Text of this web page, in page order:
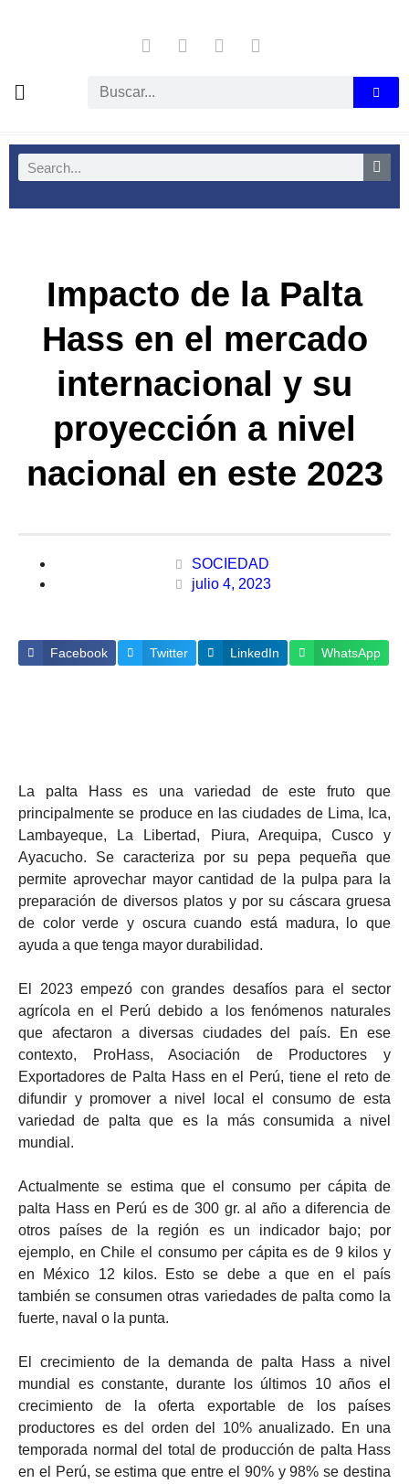
Impacto de la Palta
Hass en el mercado
internacional y su
proyección a nivel
nacional en este 2023
SOCIEDAD
julio 4, 2023
Facebook Twitter LinkedIn WhatsApp
La palta Hass es una variedad de este fruto que
principalmente se produce en las ciudades de Lima, Ica,
Lambayeque, La Libertad, Piura, Arequipa, Cusco y
Ayacucho. Se caracteriza por su pepa pequeña que
permite aprovechar mayor cantidad de la pulpa para la
preparación de diversos platos y por su cáscara gruesa
de color verde y oscura cuando está madura, lo que
ayuda a que tenga mayor durabilidad.
El 2023 empezó con grandes desafíos para el sector
agrícola en el Perú debido a los fenómenos naturales
que afectaron a diversas ciudades del país. En ese
contexto, ProHass, Asociación de Productores y
Exportadores de Palta Hass en el Perú, tiene el reto de
difundir y promover a nivel local el consumo de esta
variedad de palta que es la más consumida a nivel
mundial.
Actualmente se estima que el consumo per cápita de
palta Hass en Perú es de 300 gr. al año a diferencia de
otros países de la región es un indicador bajo; por
ejemplo, en Chile el consumo per cápita es de 9 kilos y
en México 12 kilos. Esto se debe a que en el país
también se consumen otras variedades de palta como la
fuerte, naval o la punta.
El crecimiento de la demanda de palta Hass a nivel
mundial es constante, durante los últimos 10 años el
crecimiento de la oferta exportable de los países
productores es del orden del 10% anualizado. En una
temporada normal del total de producción de palta Hass
en el Perú, se estima que entre el 90% y 98% se destina